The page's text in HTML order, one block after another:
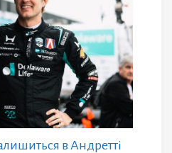
в Андретті